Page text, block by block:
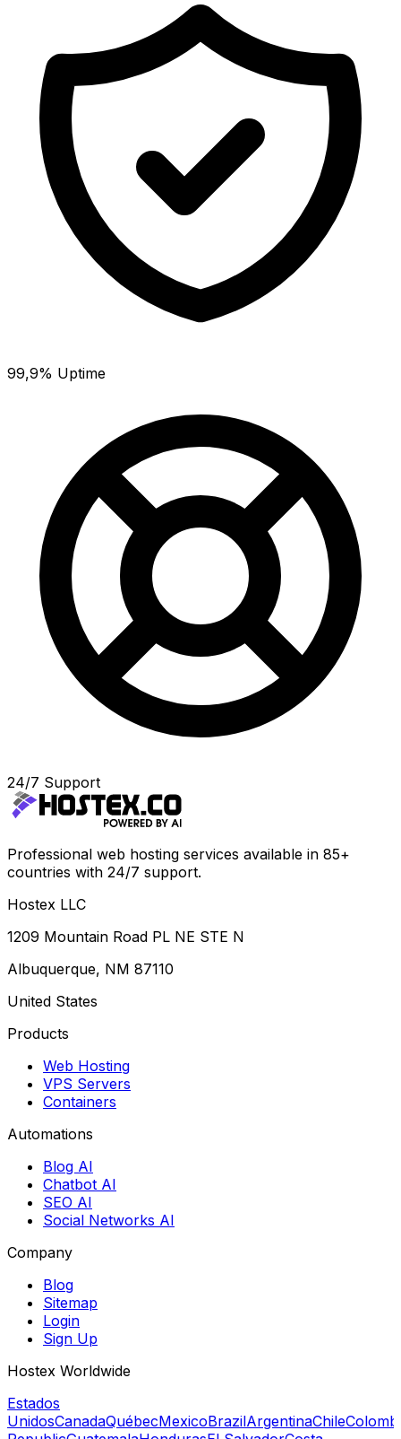
99,9% Uptime
24/7 Support
Professional web hosting services available in 85+
countries with 24/7 support.
Hostex LLC
1209 Mountain Road PL NE STE N
Albuquerque, NM 87110
United States
Products
Web Hosting
VPS Servers
Containers
Automations
Blog AI
Chatbot AI
SEO AI
Social Networks AI
Company
Blog
Sitemap
Login
Sign Up
Hostex Worldwide
Estados
UnidosCanadaQuébecMexicoBrazilArgentinaChile